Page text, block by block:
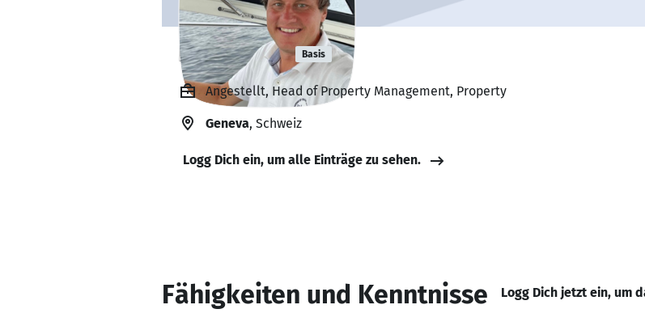
Emma Obo Basis
Angestellt, Head of Property Management, Property
Geneva, Schweiz
Logg Dich ein, um alle Einträge zu sehen.
Fähigkeiten und Kenntnisse Logg Dich jetzt ein, um